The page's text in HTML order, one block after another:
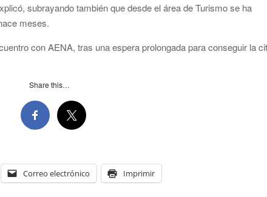
subrayando también que desde el área de Turismo se ha
meses.
con AENA, tras una espera prolongada para conseguir la
Share this…
Correo electrónico Imprimir